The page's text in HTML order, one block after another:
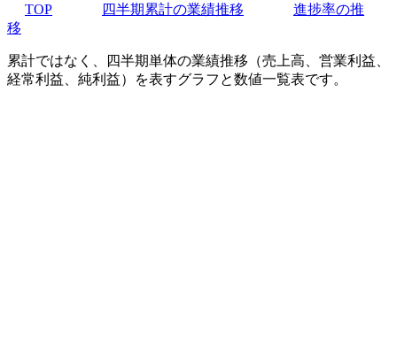
TOP 四半期累計の業績推移
進捗率の推
移
累計ではなく、四半期単体の業績推移（売上高、営業利益、
経常利益、純利益）を表すグラフと数値一覧表です。